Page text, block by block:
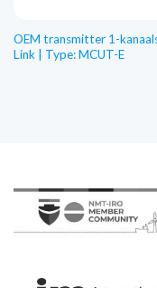
OEM transmitter 1-
Link | Type: MCUT-E